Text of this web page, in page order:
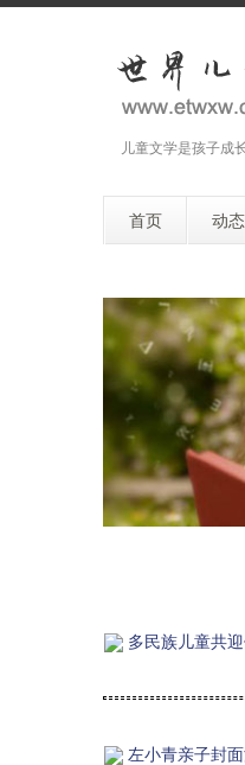
儿童文学是孩子成
首页 动态
多民族儿童共
左小青亲子封